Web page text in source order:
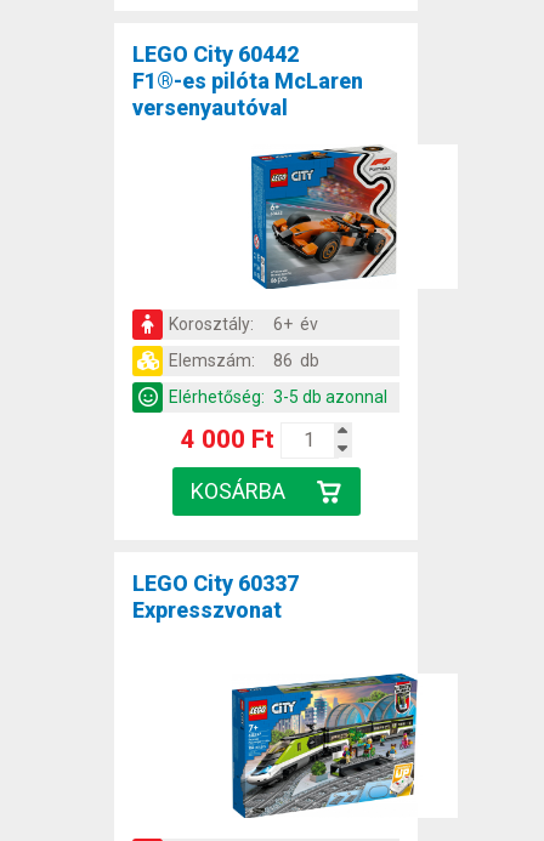
LEGO City 60442
F1®-es pilóta McLaren
versenyautóval
Korosztály:
6+ év
Elemszám:
86 db
Elérhetőség: 3-5 db azonnal
4 000 Ft
LEGO City 60337
Expresszvonat